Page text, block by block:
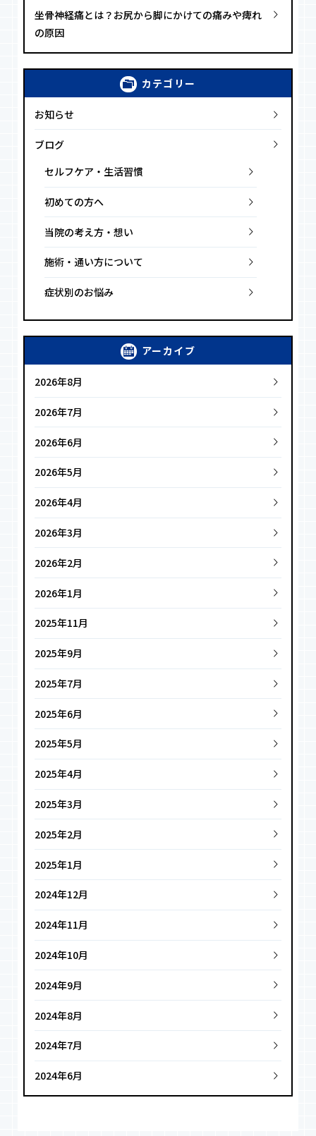
坐骨神経痛とは？お尻から脚にかけての痛みや痺れ
の原因
カテゴリー
お知らせ
ブログ
セルフケア・生活習慣
初めての方へ
当院の考え方・想い
施術・通い方について
症状別のお悩み
アーカイブ
2026年8月
2026年7月
2026年6月
2026年5月
2026年4月
2026年3月
2026年2月
2026年1月
2025年11月
2025年9月
2025年7月
2025年6月
2025年5月
2025年4月
2025年3月
2025年2月
2025年1月
2024年12月
2024年11月
2024年10月
2024年9月
2024年8月
2024年7月
2024年6月